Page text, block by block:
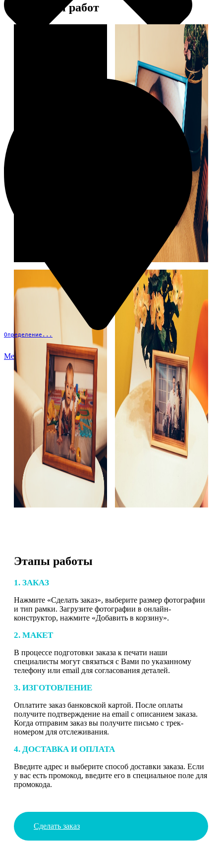
Определение...
Меню
Примеры работ
Этапы работы
1. ЗАКАЗ
Нажмите «Сделать заказ», выберите размер фотографии
и тип рамки. Загрузите фотографии в онлайн-
конструктор, нажмите «Добавить в корзину».
2. МАКЕТ
В процессе подготовки заказа к печати наши
специалисты могут связаться с Вами по указанному
телефону или email для согласования деталей.
3. ИЗГОТОВЛЕНИЕ
Оплатите заказ банковской картой. После оплаты
получите подтверждение на email с описанием заказа.
Когда отправим заказ вы получите письмо с трек-
номером для отслеживания.
4. ДОСТАВКА И ОПЛАТА
Введите адрес и выберите способ доставки заказа. Если
у вас есть промокод, введите его в специальное поле для
промокода.
Сделать заказ